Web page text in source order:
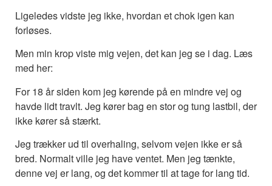
Ligeledes vidste jeg ikke, hvordan et chok igen kan
forløses.
Men min krop viste mig vejen, det kan jeg se i dag. Læs
med her:
For 18 år siden kom jeg kørende på en mindre vej og
havde lidt travlt. Jeg kører bag en stor og tung lastbil, der
ikke kører så stærkt.
Jeg trækker ud til overhaling, selvom vejen ikke er så
bred. Normalt ville jeg have ventet. Men jeg tænkte,
denne vej er lang, og det kommer til at tage for lang tid.